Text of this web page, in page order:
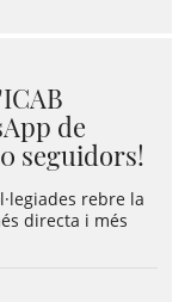
de
seguidors!
rebre la
directa i més